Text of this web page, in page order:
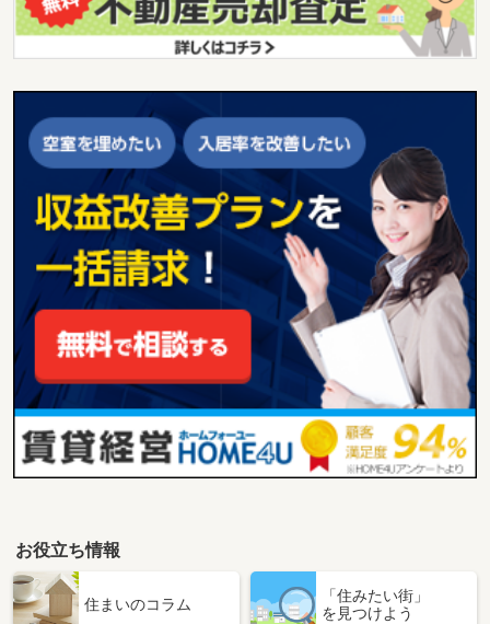
お役立ち情報
住まいのコラム
「住みたい街」
を見つけよう